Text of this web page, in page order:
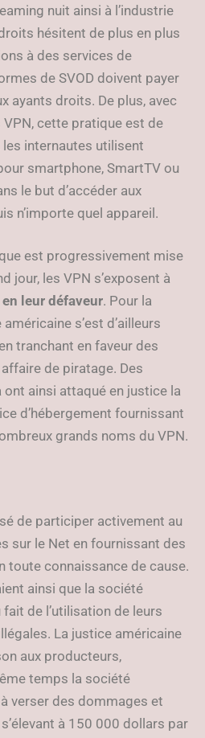
nuit ainsi à l’industrie
hésitent de plus en plus
à des services de
de SVOD doivent payer
ayants droits. De plus, avec
cette pratique est de
internautes utilisent
smartphone, SmartTV ou
le but d’accéder aux
n’importe quel appareil.
est progressivement mise
jour, les VPN s’exposent à
leur défaveur. Pour la
s’est d’ailleurs
tranchant en faveur des
de piratage. Des
ainsi attaqué en justice la
d’hébergement fournissant
grands noms du VPN.
de participer activement au
sur le Net en fournissant des
toute connaissance de cause.
ainsi que la société
de l’utilisation de leurs
La justice américaine
aux producteurs,
temps la société
verser des dommages et
à 150 000 dollars par